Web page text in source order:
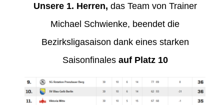
Unsere 1. Herren, das Team von Trainer
Michael Schwienke, beendet die
Bezirksligasaison dank eines starken
Saisonfinalesauf Platz 10